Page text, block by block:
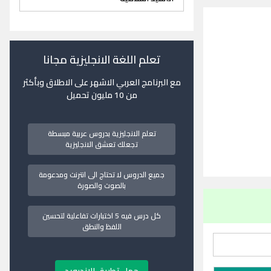
تعلم اللغة الانجليزية مجانا
مع البرنامج العربي الاشهر على الاطلاق وبأكثر
من 10 مليون تحميل
تعلم الانجليزية بدروس عربية مبسطة
تجعلك تعشق الانجليزية
جميع الدروس لا تحتاج الى انترنت ومدعومة
بالصوت والصورة
كل درس فيه 5 اختبارات تفاعلية لتحسين
اللفظ والنطق